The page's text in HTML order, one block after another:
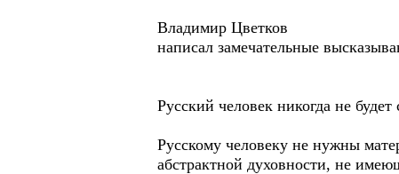
Владимир Цветков
написал замечательные
Русский человек никогда не будет
Русскому человеку не нужны
абстрактной духовности, не